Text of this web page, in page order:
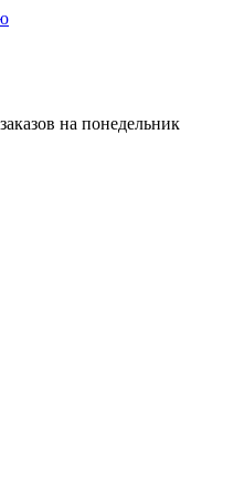
на понедельник